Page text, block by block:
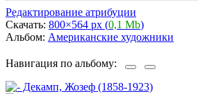
Редактирование атрибуции
Скачать: 800×564 px (0,1 Mb)
Альбом: Американские художники
Навигация по альбому: